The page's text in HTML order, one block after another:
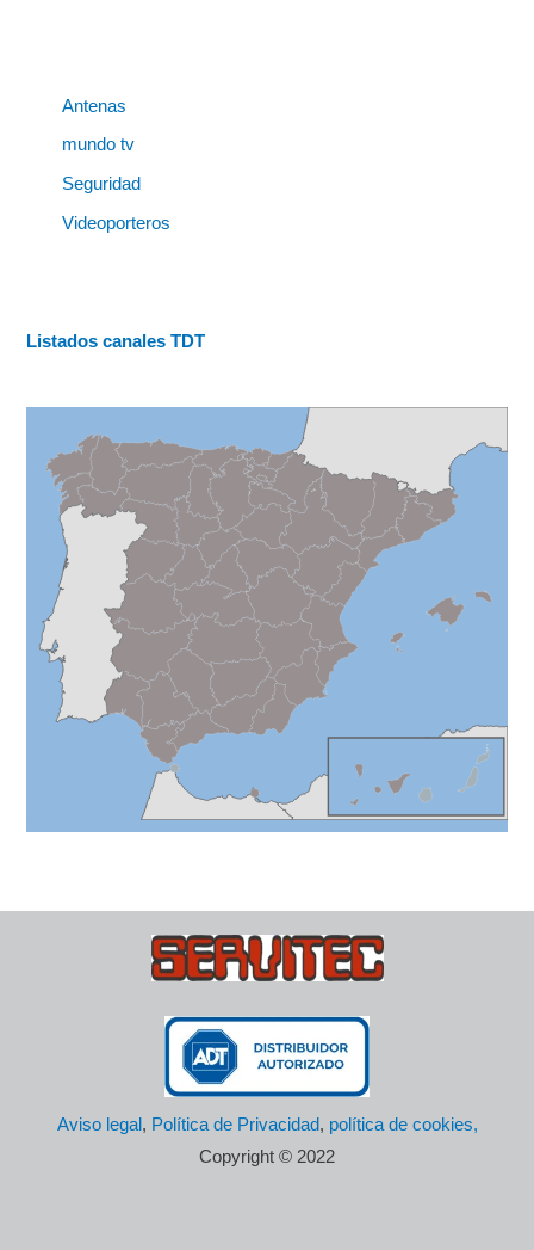
Antenas
mundo tv
Seguridad
Videoporteros
Listados canales TDT
Aviso legal , Política de Privacidad, política de cookies,
Copyright © 2022